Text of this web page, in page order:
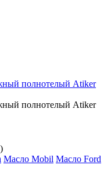
полнотелый Atiker
полнотелый Atiker
Масло Mobil Масло Ford